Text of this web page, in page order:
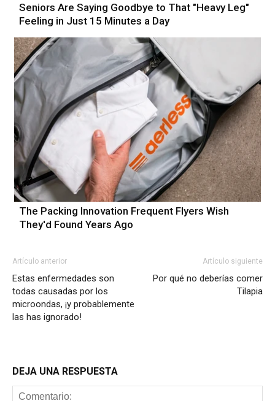
Seniors Are Saying Goodbye to That "Heavy Leg"
Feeling in Just 15 Minutes a Day
The Packing Innovation Frequent Flyers Wish
They'd Found Years Ago
Artículo anterior
Estas enfermedades son
todas causadas por los
microondas, ¡y probablemente
las has ignorado!
Artículo siguiente
Por qué no deberías comer
Tilapia
DEJA UNA RESPUESTA